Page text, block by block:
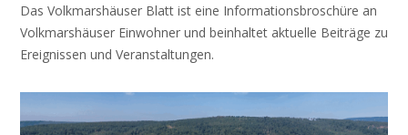
Das Volkmarshäuser Blatt ist eine Informationsbroschüre an
Volkmarshäuser Einwohner und beinhaltet aktuelle Beiträge zu
Ereignissen und Veranstaltungen.